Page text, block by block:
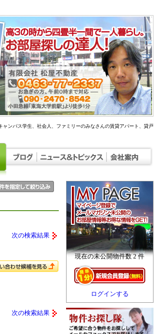
ンパス学生、社会人、ファミリーのみなさんの賃貸アパート、貸戸
現在の未公開物件数 2 件
ログインする
次の検索結果
次の検索結果